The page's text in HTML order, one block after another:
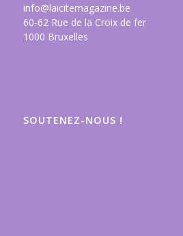
info@laicitemagazine.be
60-62 Rue de la Croix de fer
1000 Bruxelles
SOUTENEZ-NOUS !